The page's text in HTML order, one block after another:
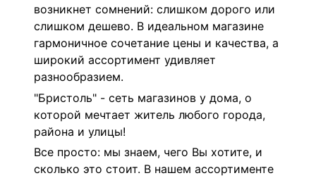
возникнет сомнений: слишком дорого или
слишком дешево. В идеальном магазине
гармоничное сочетание цены и качества, а
широкий ассортимент удивляет
разнообразием.
"Бристоль" - сеть магазинов у дома, о
которой мечтает житель любого города,
района и улицы!
Все просто: мы знаем, чего Вы хотите, и
сколько это стоит. В нашем ассортименте